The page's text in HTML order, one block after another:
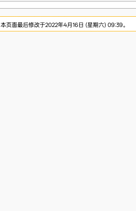
本页面最后修改于2022年4月16日 (星期六) 09:39。